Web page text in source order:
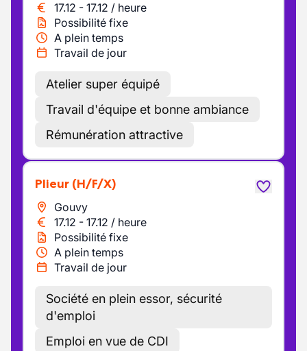
17.12 - 17.12 / heure
Possibilité fixe
A plein temps
Travail de jour
Atelier super équipé
Travail d'équipe et bonne ambiance
Rémunération attractive
Plieur (H/F/X)
Gouvy
17.12 - 17.12 / heure
Possibilité fixe
A plein temps
Travail de jour
Société en plein essor, sécurité
d'emploi
Emploi en vue de CDI